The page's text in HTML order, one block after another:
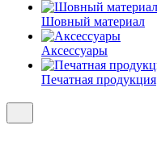
Шовный материал
Аксессуары
Печатная продукция